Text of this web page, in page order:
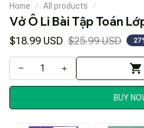
Home All products
Vở Ô Li Bài Tập Toán
$18.99 USD $25.99 USD
BUY